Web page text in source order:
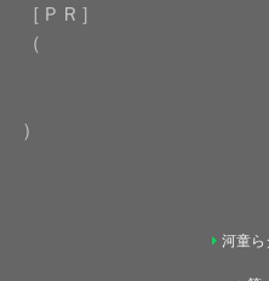
［ＰＲ］
（
）
河童ら